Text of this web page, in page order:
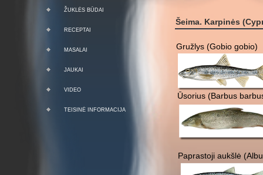
ŽUKLĖS BŪDAI
RECEPTAI
MASALAI
JAUKAI
VIDEO
TEISINĖ INFORMACIJA
Šeima. Karpinės
Gružlys (Gobio gobio)
Ūsorius (Barbus
Paprastoji aukšlė